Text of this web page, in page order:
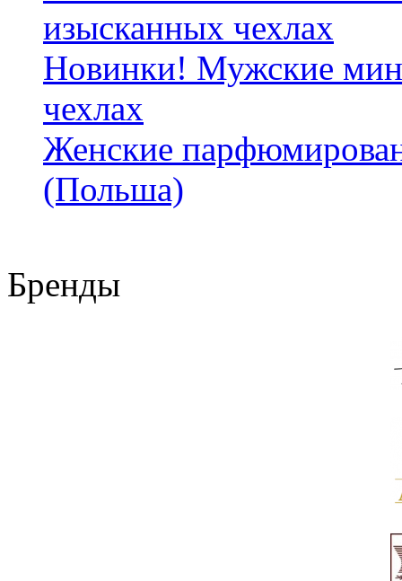
изысканных чехлах
Новинки! Мужские
чехлах
Женские
(Польша)
Бренды